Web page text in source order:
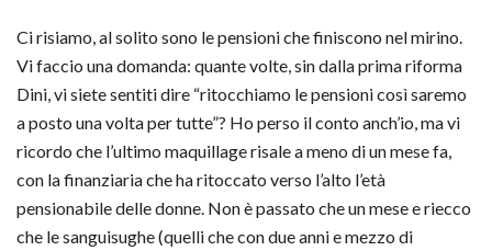
Ci risiamo, al solito sono le pensioni che finiscono nel mirino.
Vi faccio una domanda: quante volte, sin dalla prima riforma
Dini, vi siete sentiti dire “ritocchiamo le pensioni così saremo
a posto una volta per tutte”? Ho perso il conto anch’io, ma vi
ricordo che l’ultimo maquillage risale a meno di un mese fa,
con la finanziaria che ha ritoccato verso l’alto l’età
pensionabile delle donne. Non è passato che un mese e riecco
che le sanguisughe (quelli che con due anni e mezzo di